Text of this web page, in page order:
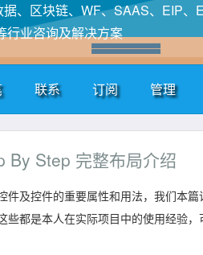
、区块链、WF、SAAS、EIP、
行业咨询及解决方案
联系 订阅 管理
By Step 完整布局介绍
件及控件的重要属性和用法，我们本
些都是本人在实际项目中的使用经验